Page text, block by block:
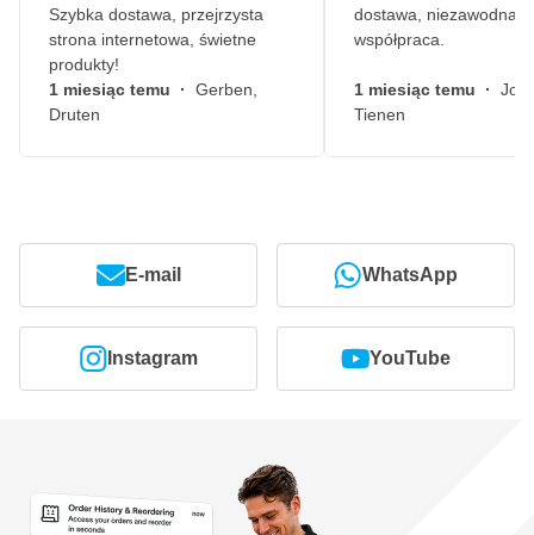
Szybka dostawa, przejrzysta
strona internetowa, świetne
produkty!
1 miesiąc temu · Gerben,
Druten
dostawa, niezawodna
współpraca.
1 miesiąc temu ·
Tienen
E-mail WhatsApp
Instagram YouTube